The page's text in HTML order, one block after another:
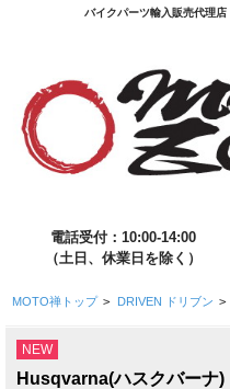
バイクパーツ輸入販売代理
電話受付：10:00-14:00
（土日、休業日を除く）
MOTO禅トップ > DRIVEN ドリブン >
NEW
Husqvarna(ハスクバー